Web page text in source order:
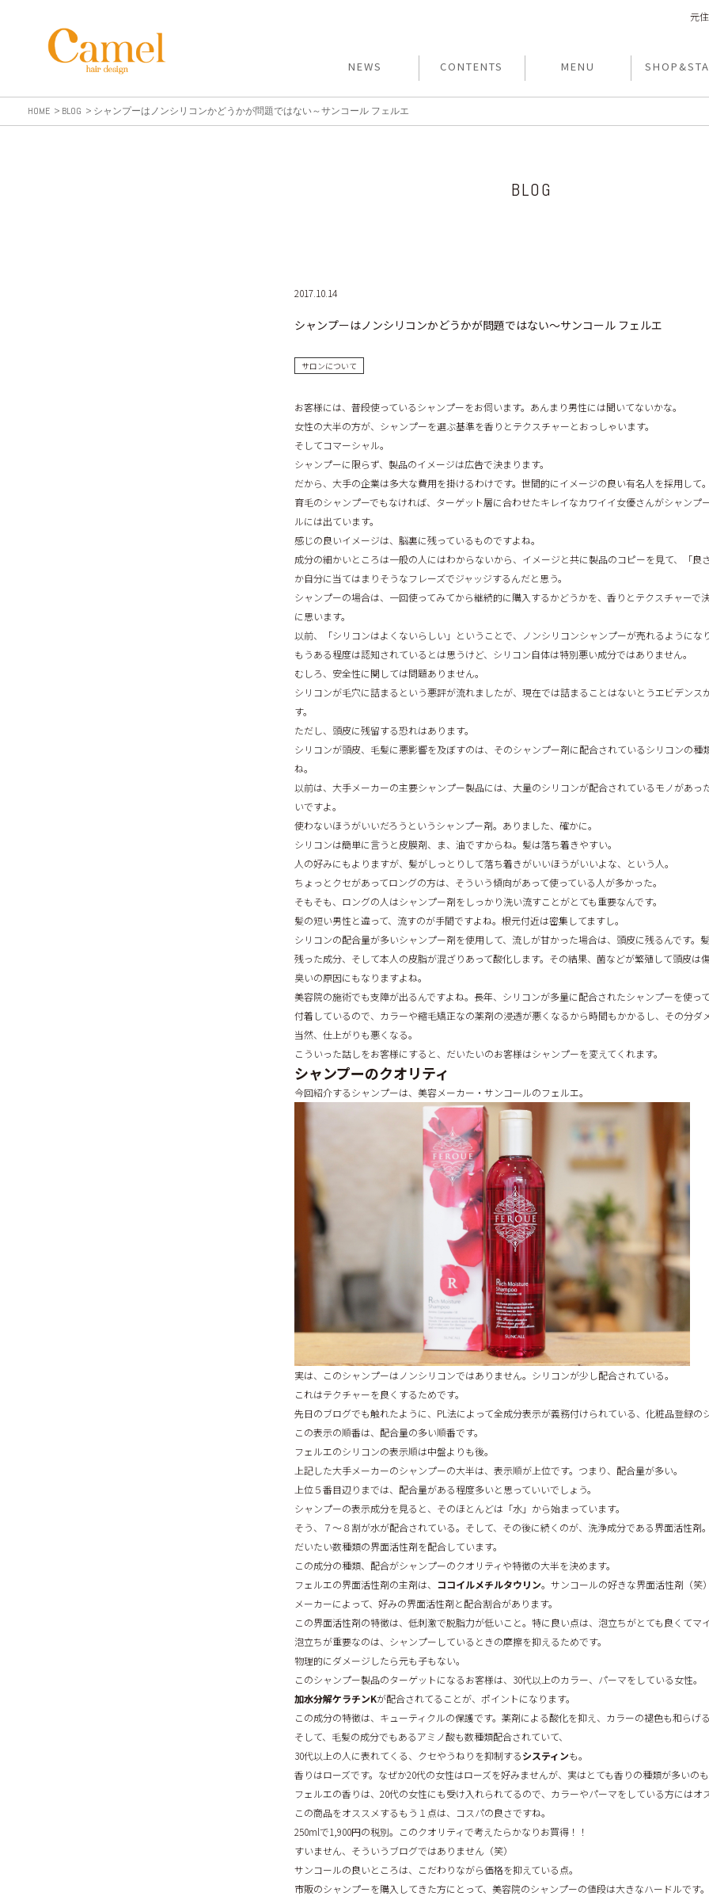
元
NEWS CONTENTS MENU
HOME BLOG シャンプーはノンシリコンかどうかが問題ではない～サンコール フェルエ
BLOG
2017.10.14
シャンプーはノンシリコンかどうかが問題ではない～サンコール フェルエ
サロンについて
お客様には、普段使っているシャンプーをお伺います。あんまり男性には聞いてないかな。
女性の大半の方が、シャンプーを選ぶ基準を香りとテクスチャーとおっしゃいます。
そしてコマーシャル。
シャンプーに限らず、製品のイメージは広告で決まります。
だから、大手の企業は多大な費用を掛けるわけです。世間的にイメージの良い有名人を採用して。
育毛のシャンプーでもなければ、ターゲット層に合わせたキレイなカワイイ女優さんがシャンプ
ルには出ています。
感じの良いイメージは、脳裏に残っているものですよね。
成分の細かいところは一般の人にはわからないから、イメージと共に製品のコピーを見て、「良
か自分に当てはまりそうなフレーズでジャッジするんだと思う。
シャンプーの場合は、一回使ってみてから継続的に購入するかどうかを、香りとテクスチャーで
に思います。
以前、「シリコンはよくないらしい」ということで、ノンシリコンシャンプーが売れるようにな
もうある程度は認知されているとは思うけど、シリコン自体は特別悪い成分ではありません。
むしろ、安全性に関しては問題ありません。
シリコンが毛穴に詰まるという悪評が流れましたが、現在では詰まることはないとうエビデンス
す。
ただし、頭皮に残留する恐れはあります。
シリコンが頭皮、毛髪に悪影響を及ぼすのは、そのシャンプー剤に配合されているシリコンの種
ね。
以前は、大手メーカーの主要シャンプー製品には、大量のシリコンが配合されているモノがあっ
いですよ。
使わないほうがいいだろうというシャンプー剤。ありました、確かに。
シリコンは簡単に言うと皮膜剤、ま、油ですからね。髪は落ち着きやすい。
人の好みにもよりますが、髪がしっとりして落ち着きがいいほうがいいよな、という人。
ちょっとクセがあってロングの方は、そういう傾向があって使っている人が多かった。
そもそも、ロングの人はシャンプー剤をしっかり洗い流すことがとても重要なんです。
髪の短い男性と違って、流すのが手間ですよね。根元付近は密集してますし。
シリコンの配合量が多いシャンプー剤を使用して、流しが甘かった場合は、頭皮に残るんです。髪
残った成分、そして本人の皮脂が混ざりあって酸化します。その結果、菌などが繁殖して頭皮は傷
臭いの原因にもなりますよね。
美容院の施術でも支障が出るんですよね。長年、シリコンが多量に配合されたシャンプーを使っ
付着しているので、カラーや縮毛矯正なの薬剤の浸透が悪くなるから時間もかかるし、その分ダ
当然、仕上がりも悪くなる。
こういった話しをお客様にすると、だいたいのお客様はシャンプーを変えてくれます。
シャンプーのクオリティ
今回紹介するシャンプーは、美容メーカー・サンコールのフェルエ。
実は、このシャンプーはノンシリコンではありません。シリコンが少し配合されている。
これはテクチャーを良くするためです。
先日のブログでも触れたように、PL法によって全成分表示が義務付けられている、化粧品登録の
この表示の順番は、配合量の多い順番です。
フェルエのシリコンの表示順は中盤よりも後。
上記した大手メーカーのシャンプーの大半は、表示順が上位です。つまり、配合量が多い。
上位５番目辺りまでは、配合量がある程度多いと思っていいでしょう。
シャンプーの表示成分を見ると、そのほとんどは「水」から始まっています。
そう、７〜８割が水が配合されている。そして、その後に続くのが、洗浄成分である界面活性剤。
だいたい数種類の界面活性剤を配合しています。
この成分の種類、配合がシャンプーのクオリティや特徴の大半を決めます。
フェルエの界面活性剤の主剤は、
ココイルメチルタウリン。サンコールの好きな界面活性剤（笑）
メーカーによって、好みの界面活性剤と配合割合があります。
この界面活性剤の特徴は、低刺激で脱脂力が低いこと。特に良い点は、泡立ちがとても良くてマイ
泡立ちが重要なのは、シャンプーしているときの摩擦を抑えるためです。
物理的にダメージしたら元も子もない。
このシャンプー製品のターゲットになるお客様は、30代以上のカラー、パーマをしている女性。
加水分解ケラチンKが配合されてることが、ポイントになります。
この成分の特徴は、キューティクルの保護です。薬剤による酸化を抑え、カラーの褪色も和らげる
そして、毛髪の成分でもあるアミノ酸も数種類配合されていて、
30代以上の人に表れてくる、クセやうねりを抑制するシスティンも。
香りはローズです。なぜか20代の女性はローズを好みませんが、実はとても香りの種類が多いのも
フェルエの香りは、20代の女性にも受け入れられてるので、カラーやパーマをしている方にはオス
この商品をオススメするもう１点は、コスパの良さですね。
250mlで1,900円の税別。このクオリティで考えたらかなりお買得！！
すいません、そういうブログではありません（笑）
サンコールの良いところは、こだわりながら価格を抑えている点。
市販のシャンプーを購入してきた方にとって、美容院のシャンプーの値段は大きなハードルです。